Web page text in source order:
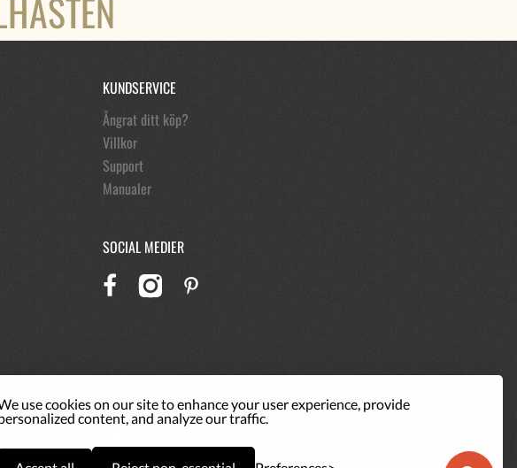
use cookies on our site to enhance your user experience, provide
content, and analyze our traffic.
KUNDSERVICE
Ångrat ditt köp?
Villkor
Support
Manualer
SOCIAL MEDIER